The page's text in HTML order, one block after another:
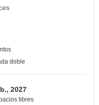
doble
2027
libres